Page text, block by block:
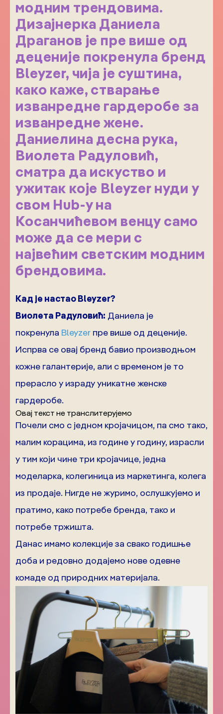
модним трендовима.
Дизајнерка Даниела
Драганов је пре више од
деценије покренула бренд
Bleyzer, чија је суштина,
како каже, стварање
изванредне гардеробе за
изванредне жене.
Даниелина десна рука,
Виолета Радуловић,
сматра да искуство и
ужитак које Bleyzer нуди у
свом Hub-у на
Косанчићевом венцу само
може да се мери с
највећим светским модним
брендовима.
Кад је настао Bleyzer?
Виолета Радуловић: Даниела је
покренула Bleyzer пре више од деценије.
Испрва се овај бренд бавио производњом
кожне галантерије, али с временом је то
прерасло у израду уникатне женске
гардеробе.
Овај текст не транслитерујемо
Почели смо с једном кројачицом, па смо тако,
малим корацима, из године у годину, израсли
у тим који чине три кројачице, једна
моделарка, колегиница из маркетинга, колега
из продаје. Нигде не журимо, ослушкујемо и
пратимо, како потребе бренда, тако и
потребе тржишта.
Данас имамо колекције за свако годишње
доба и редовно додајемо нове одевне
комаде од природних материјала.